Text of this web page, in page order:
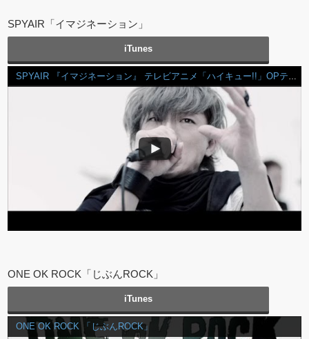
SPYAIR「イマジネーション」
iTunes
ONE OK ROCK「じぶんROCK」
iTunes
ONE OK ROCK 「じぶんROCK」